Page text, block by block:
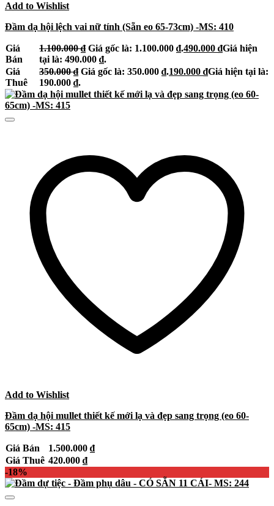
Add to Wishlist
Đầm dạ hội lệch vai nữ tính (Sẵn eo 65-73cm) -MS: 410
Giá
Bán
1.100.000₫ Giá gốc là: 1.100.000 ₫.490.000 ₫Giá hiện
tại là: 490.000 ₫.
Giá
Thuê
350.000₫ Giá gốc là: 350.000 ₫.190.000 ₫Giá hiện tại là:
190.000 ₫.
Add to Wishlist
Đầm dạ hội mullet thiết kế mới lạ và đẹp sang trọng (eo 60-
65cm) -MS: 415
Giá Bán 1.500.000 ₫
Giá Thuê 420.000 ₫
-18%